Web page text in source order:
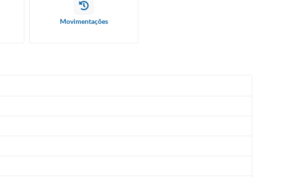
Movimentações